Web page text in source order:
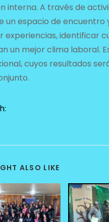
interna. A través de
un espacio de
identificar
un mejor clima laboral.
cuyos resultados
ALSO LIKE